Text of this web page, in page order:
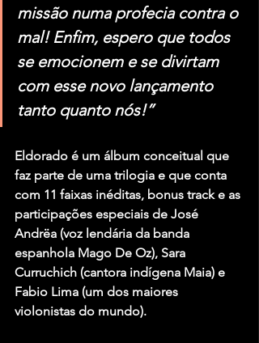
missão numa profecia contra o
mal! Enfim, espero que todos
se emocionem e se divirtam
com esse novo lançamento
tanto quanto nós!”
Eldorado é um álbum conceitual que
faz parte de uma trilogia e que conta
com 11 faixas inéditas, bonus track e as
participações especiais de José
Andrëa (voz lendária da banda
espanhola Mago De Oz), Sara
Curruchich (cantora indígena Maia) e
Fabio Lima (um dos maiores
violonistas do mundo).